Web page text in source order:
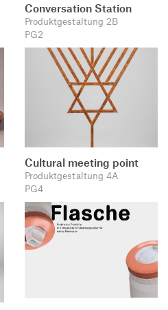
Conversation Station
Produktgestaltung 2B
PG2
Cultural meeting point
Produktgestaltung 4A
PG4